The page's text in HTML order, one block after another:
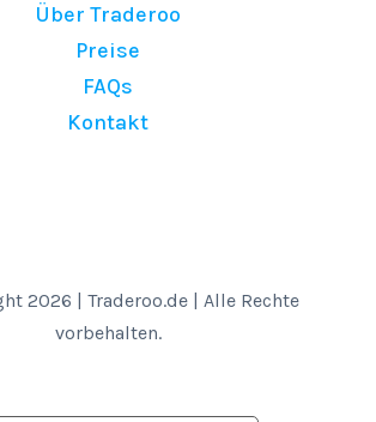
Über Traderoo
Preise
FAQs
Kontakt
2026 | Traderoo.de | Alle Rechte
vorbehalten.